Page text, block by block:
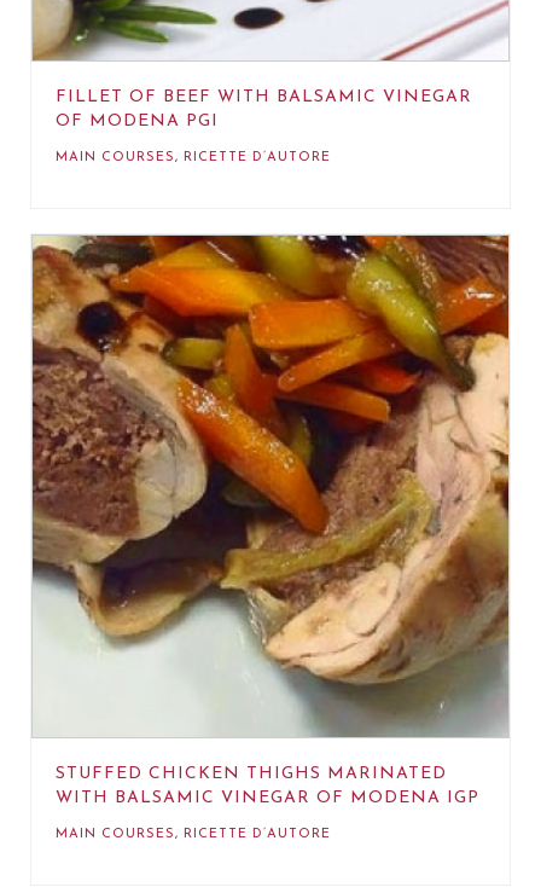
FILLET OF BEEF WITH BALSAMIC VINEGAR
OF MODENA PGI
MAIN COURSES, RICETTE D’AUTORE
STUFFED CHICKEN THIGHS MARINATED
WITH BALSAMIC VINEGAR OF MODENA IGP
MAIN COURSES, RICETTE D’AUTORE